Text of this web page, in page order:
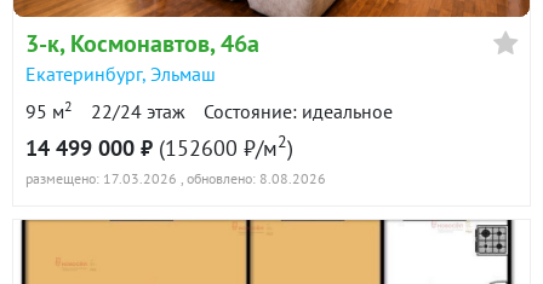
3-к, Космонавтов, 46а
Екатеринбург, Эльмаш
95 м2 22/24 этаж Состояние: идеальное
14 499 000 ₽ (152600 ₽/м2)
размещено: 17.03.2026 , обновлено: 8.08.2026